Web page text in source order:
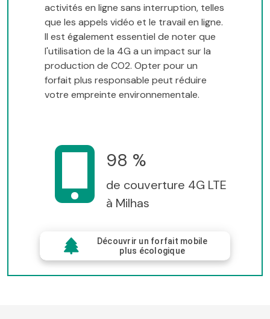
activités en ligne sans interruption, telles
que les appels vidéo et le travail en ligne.
Il est également essentiel de noter que
l'utilisation de la 4G a un impact sur la
production de CO2. Opter pour un
forfait plus responsable peut réduire
votre empreinte environnementale.
98 %
de couverture 4G LTE
à Milhas
Découvrir un forfait mobile
plus écologique